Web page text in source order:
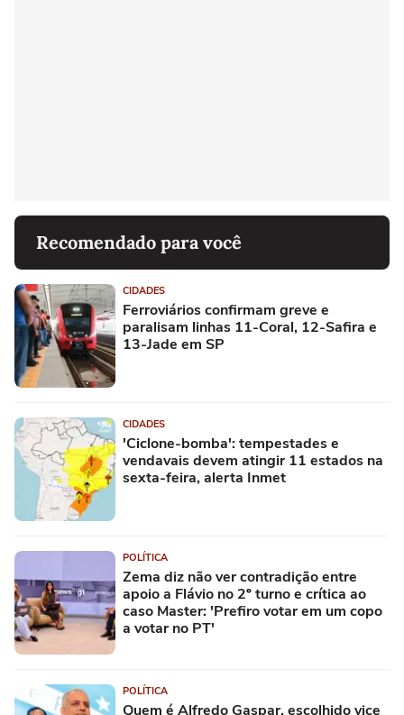
Recomendado para você
CIDADES
Ferroviários confirmam greve e
paralisam linhas 11-Coral, 12-Safira e
13-Jade em SP
CIDADES
'Ciclone-bomba': tempestades e
vendavais devem atingir 11 estados na
sexta-feira, alerta Inmet
POLÍTICA
Zema diz não ver contradição entre
apoio a Flávio no 2º turno e crítica ao
caso Master: 'Prefiro votar em um copo
a votar no PT'
POLÍTICA
Quem é Alfredo Gaspar, escolhido vice